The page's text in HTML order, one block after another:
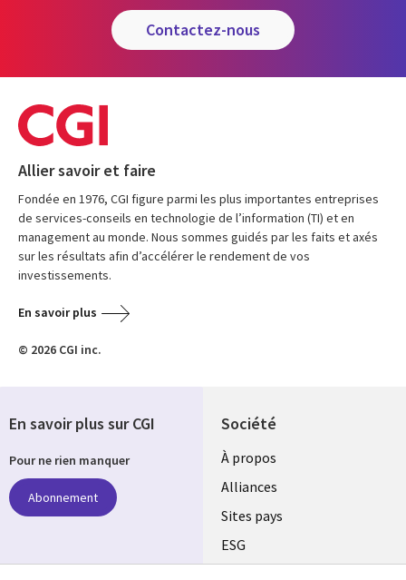
contactez-nous
Allier savoir et faire
Fondée en 1976, CGI figure parmi les plus importantes entreprises
de services-conseils en technologie de l’information (TI) et en
management au monde. Nous sommes guidés par les faits et axés
sur les résultats afin d’accélérer le rendement de vos
investissements.
En savoir plus
© 2026 CGI inc.
Société
À propos
Alliances
Sites pays
ESG
En savoir plus sur CGI
Pour ne rien manquer
Abonnement